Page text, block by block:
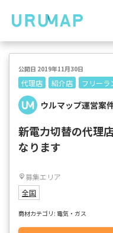
代理店 紹介店 フリーラ
ウルマップ運営案
公開日 2019年11月30日
新電力切替の代理
なります
募集エリア
全国
商材カテゴリ: 電気・ガス